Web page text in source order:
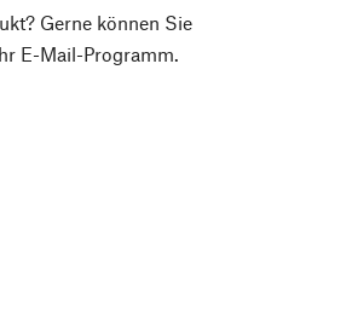
Gerne können Sie
E-Mail-Programm.